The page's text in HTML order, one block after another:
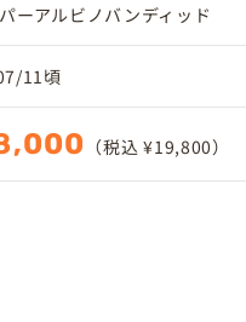
ーアルビノバンディッド
11頃
（税込 ¥19,800）